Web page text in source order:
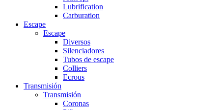
Lubrification
Carburation
Escape
Escape
Diversos
Silenciadores
Tubos de escape
Colliers
Ecrous
Transmisión
Transmisión
Coronas